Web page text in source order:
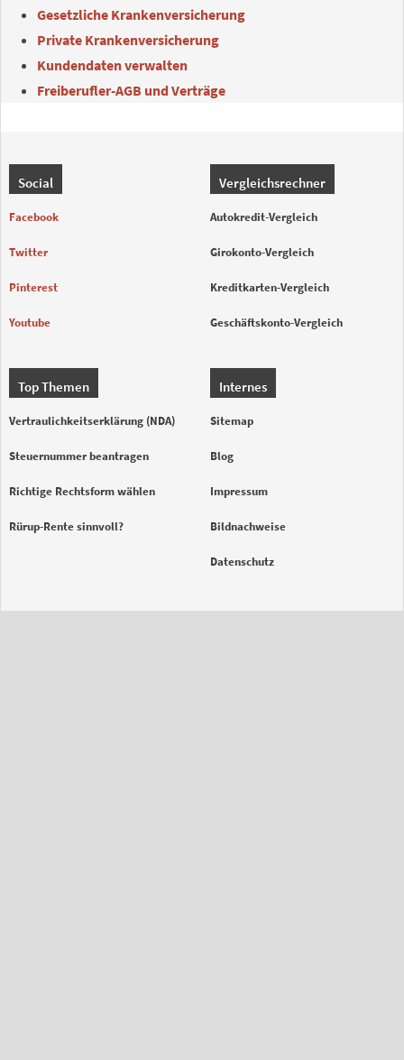
Gesetzliche Krankenversicherung
Private Krankenversicherung
Kundendaten verwalten
Freiberufler-AGB und Verträge
Social
Facebook
Twitter
Pinterest
Youtube
Vergleichsrechner
Autokredit-Vergleich
Girokonto-Vergleich
Kreditkarten-Vergleich
Geschäftskonto-Vergleich
Top Themen
Vertraulichkeitserklärung (NDA)
Steuernummer beantragen
Richtige Rechtsform wählen
Rürup-Rente sinnvoll?
Internes
Sitemap
Blog
Impressum
Bildnachweise
Datenschutz